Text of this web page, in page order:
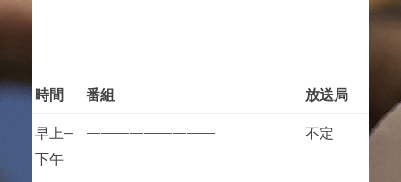
時間 番組 放送局
早上–
下午
————————— 不定